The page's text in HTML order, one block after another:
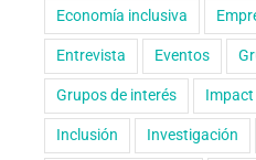
Economía inclusiva
Entrevista Eventos
Grupos de interés
Inclusión Investigación